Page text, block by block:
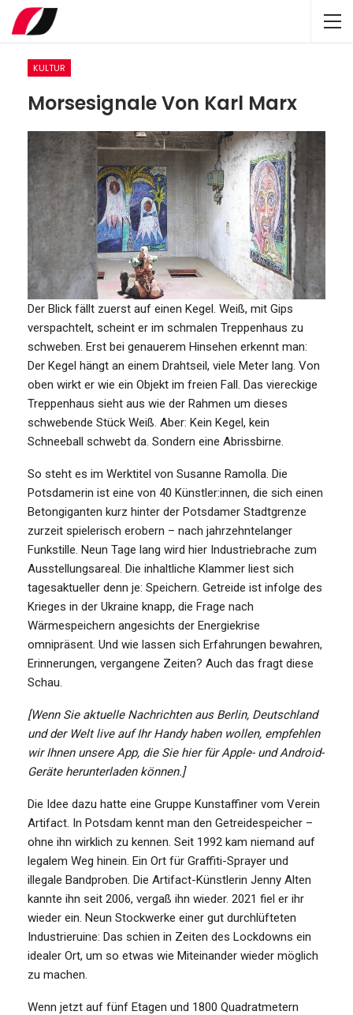
KULTUR
Morsesignale Von Karl Marx
Der Blick fällt zuerst auf einen Kegel. Weiß, mit Gips
verspachtelt, scheint er im schmalen Treppenhaus zu
schweben. Erst bei genauerem Hinsehen erkennt man:
Der Kegel hängt an einem Drahtseil, viele Meter lang. Von
oben wirkt er wie ein Objekt im freien Fall. Das viereckige
Treppenhaus sieht aus wie der Rahmen um dieses
schwebende Stück Weiß. Aber: Kein Kegel, kein
Schneeball schwebt da. Sondern eine Abrissbirne.
So steht es im Werktitel von Susanne Ramolla. Die
Potsdamerin ist eine von 40 Künstler:innen, die sich einen
Betongiganten kurz hinter der Potsdamer Stadtgrenze
zurzeit spielerisch erobern – nach jahrzehntelanger
Funkstille. Neun Tage lang wird hier Industriebrache zum
Ausstellungsareal. Die inhaltliche Klammer liest sich
tagesaktueller denn je: Speichern. Getreide ist infolge des
Krieges in der Ukraine knapp, die Frage nach
Wärmespeichern angesichts der Energiekrise
omnipräsent. Und wie lassen sich Erfahrungen bewahren,
Erinnerungen, vergangene Zeiten? Auch das fragt diese
Schau.
[Wenn Sie aktuelle Nachrichten aus Berlin, Deutschland
und der Welt live auf Ihr Handy haben wollen, empfehlen
wir Ihnen unsere App, die Sie hier für Apple- und Android-
Geräte herunterladen können.]
Die Idee dazu hatte eine Gruppe Kunstaffiner vom Verein
Artifact. In Potsdam kennt man den Getreidespeicher –
ohne ihn wirklich zu kennen. Seit 1992 kam niemand auf
legalem Weg hinein. Ein Ort für Graffiti-Sprayer und
illegale Bandproben. Die Artifact-Künstlerin Jenny Alten
kannte ihn seit 2006, vergaß ihn wieder. 2021 fiel er ihr
wieder ein. Neun Stockwerke einer gut durchlüfteten
Industrieruine: Das schien in Zeiten des Lockdowns ein
idealer Ort, um so etwas wie Miteinander wieder möglich
zu machen.
Wenn jetzt auf fünf Etagen und 1800 Quadratmetern